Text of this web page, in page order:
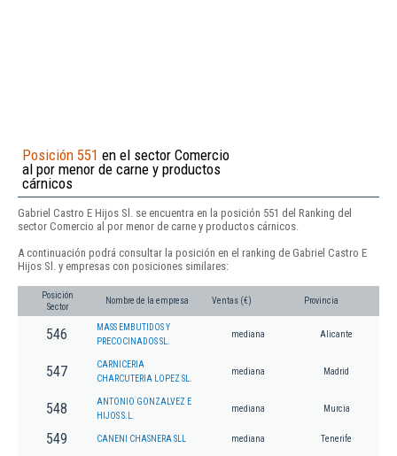
Posición 551 en el sector Comercio
al por menor de carne y productos
cárnicos
Gabriel Castro E Hijos Sl. se encuentra en la posición 551 del Ranking del
sector Comercio al por menor de carne y productos cárnicos.
A continuación podrá consultar la posición en el ranking de Gabriel Castro E
Hijos Sl. y empresas con posiciones similares:
Posición
Sector
Nombre de la empresa Ventas (€) Provincia
546
MASS EMBUTIDOS Y
PRECOCINADOS SL.
mediana Alicante
547
CARNICERIA
CHARCUTERIA LOPEZ SL.
mediana Madrid
548
ANTONIO GONZALVEZ E
HIJOS S.L.
mediana Murcia
549 CANENI CHASNERA SLL mediana Tenerife